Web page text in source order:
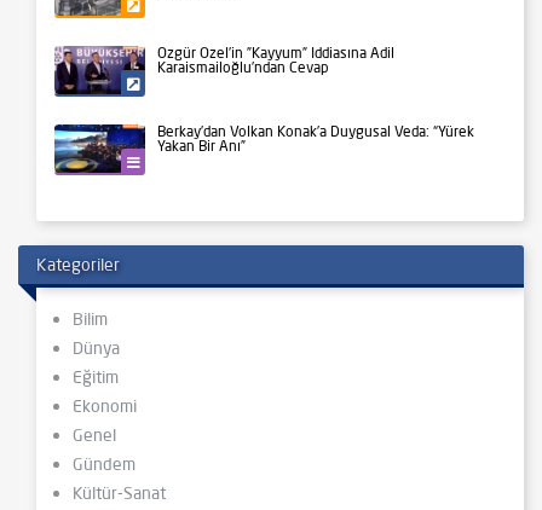
Özgür Özel’in ”Kayyum” İddiasına Adil
Karaismailoğlu’ndan Cevap
Berkay’dan Volkan Konak’a Duygusal Veda: “Yürek
Yakan Bir Anı”
Kategoriler
Bilim
Dünya
Eğitim
Ekonomi
Genel
Gündem
Kültür-Sanat